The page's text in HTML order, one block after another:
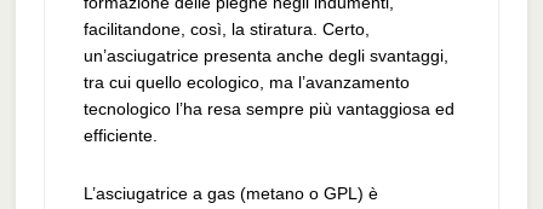
facilitandone, così, la stiratura. Certo,
un’asciugatrice presenta anche degli svantaggi,
tra cui quello ecologico, ma l’avanzamento
tecnologico l’ha resa sempre più vantaggiosa ed
efficiente.
L’asciugatrice a gas (metano o GPL) è